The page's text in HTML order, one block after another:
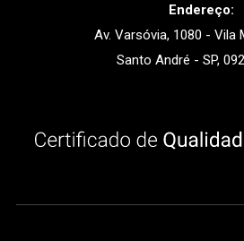
Endereço:
Av. Varsóvia, 1080 - Vila
Santo André - SP,